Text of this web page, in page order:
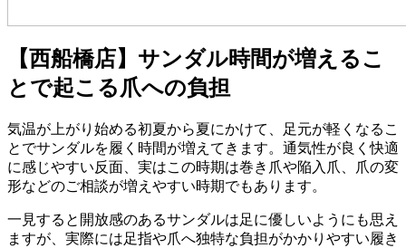
【西船橋店】サンダル時間が増えるこ
とで起こる爪への負担
気温が上がり始める初夏から夏にかけて、足元が軽くなるこ
とでサンダルを履く時間が増えてきます。通気性が良く快適
に感じやすい反面、実はこの時期は巻き爪や陥入爪、爪の変
形などのご相談が増えやすい時期でもあります。
一見すると開放感のあるサンダルは足に優しいようにも思え
ますが、実際には足指や爪へ独特な負担がかかりやすい履き